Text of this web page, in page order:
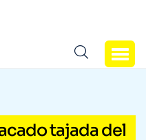
tajada del